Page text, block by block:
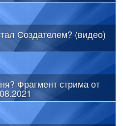
Создателем? (видео)
Фрагмент стрима от